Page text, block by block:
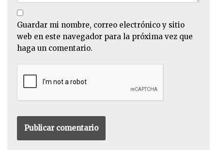
Guardar mi nombre, correo electrónico y sitio
web en este navegador para la próxima vez que
haga un comentario.